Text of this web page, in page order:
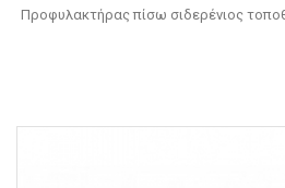
Προφυλακτήρας πίσω σιδερένιος